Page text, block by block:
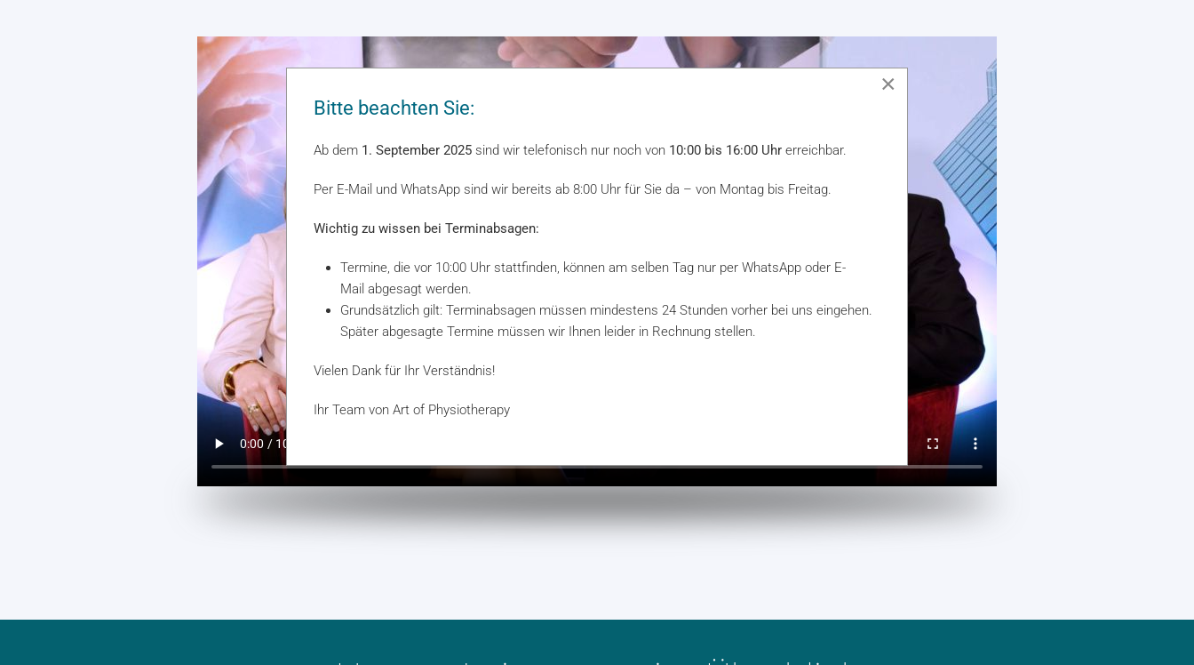
×
Bitte beachten Sie:
Ab dem 1. September 2025 sind wir telefonisch nur noch von 10:00 bis 16:00 Uhr erreichbar.
Per E-Mail und WhatsApp sind wir bereits ab 8:00 Uhr für Sie da – von Montag bis Freitag.
Wichtig zu wissen bei Terminabsagen:
Termine, die vor 10:00 Uhr stattfinden, können am selben Tag nur per WhatsApp oder E-
Mail abgesagt werden.
Grundsätzlich gilt: Terminabsagen müssen mindestens 24 Stunden vorher bei uns eingehen.
Später abgesagte Termine müssen wir Ihnen leider in Rechnung stellen.
Vielen Dank für Ihr Verständnis!
Ihr Team von Art of Physiotherapy